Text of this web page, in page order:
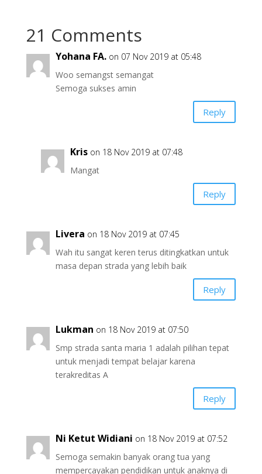
21 Comments
Yohana FA. on 07 Nov 2019 at 05:48
Woo semangst semangat
Semoga sukses amin
Reply
Kris on 18 Nov 2019 at 07:48
Mangat
Reply
Livera on 18 Nov 2019 at 07:45
Wah itu sangat keren terus ditingkatkan untuk
masa depan strada yang lebih baik
Reply
Lukman on 18 Nov 2019 at 07:50
Smp strada santa maria 1 adalah pilihan tepat
untuk menjadi tempat belajar karena
terakreditas A
Reply
Ni Ketut Widiani on 18 Nov 2019 at 07:52
Semoga semakin banyak orang tua yang
mempercayakan pendidikan untuk anaknya di